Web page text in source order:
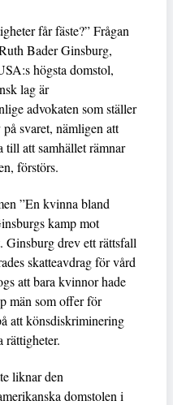
får fäste?” Frågan
Bader Ginsburg,
högsta domstol,
lag är
advokaten som ställer
svaret, nämligen att
till att samhället rämnar
förstörs.
”En kvinna bland
kamp mot
drev ett rättsfall
skatteavdrag för vård
att bara kvinnor hade
män som offer för
att könsdiskriminering
rättigheter.
liknar den
domstolen i